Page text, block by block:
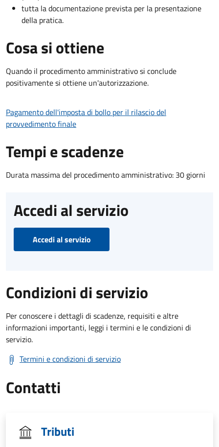
tutta la documentazione prevista per la presentazione
della pratica.
Cosa si ottiene
Quando il procedimento amministrativo si conclude
positivamente si ottiene un'autorizzazione.
Pagamento dell'imposta di bollo per il rilascio del
provvedimento finale
Tempi e scadenze
Durata massima del procedimento amministrativo: 30 giorni
Accedi al servizio
Accedi al servizio
Condizioni di servizio
Per conoscere i dettagli di scadenze, requisiti e altre
informazioni importanti, leggi i termini e le condizioni di
servizio.
Termini e condizioni di servizio
Contatti
Tributi